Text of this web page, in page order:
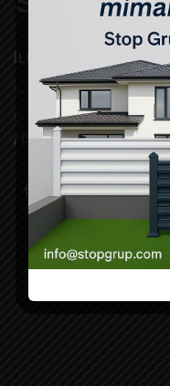
İLETİŞİM
Bizi Arayın +90 212
Güzelce Mah.
/ İSTANBUL -TR